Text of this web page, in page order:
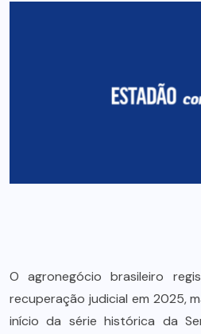
O agronegócio brasileiro
recuperação judicial em 2025,
início da série histórica da